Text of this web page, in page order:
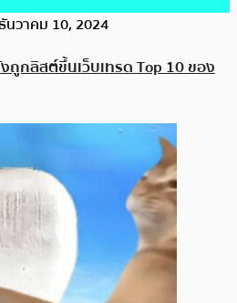
นวาคม 10, 2024
ถูกลิสต์ขึ้นเว็บเทรด Top 10 ของ